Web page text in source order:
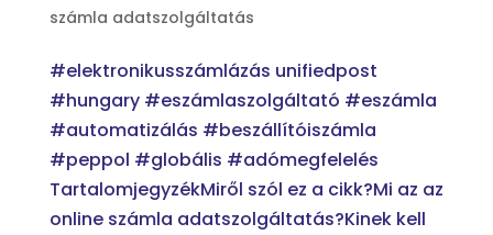
számla adatszolgáltatás
#elektronikusszámlázás unifiedpost
#hungary #eszámlaszolgáltató #eszámla
#automatizálás #beszállítóiszámla
#peppol #globális #adómegfelelés
TartalomjegyzékMiről szól ez a cikk?Mi az az
online számla adatszolgáltatás?Kinek kell